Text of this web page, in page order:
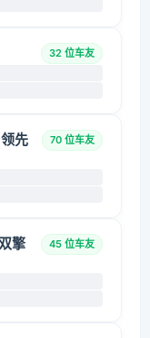
32 位车友
先
70 位车友
擎
45 位车友